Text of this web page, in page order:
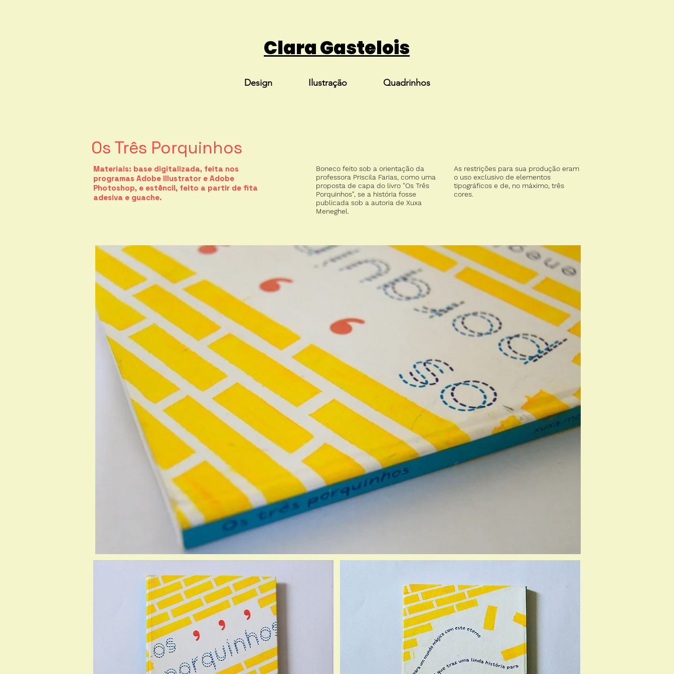
Clara Gastelois
Design Ilustração Quadrinhos
Os Três Porquinhos
Materiais: base digitalizada, feita nos
programas Adobe Illustrator e Adobe
Photoshop, e estêncil, feito a partir de fita
adesiva e guache.
Boneco feito sob a orientação da
professora Priscila Farias, como uma
proposta de capa do livro "Os Três
Porquinhos", se a história fosse
publicada sob a autoria de Xuxa
Meneghel.
As restrições para sua produção eram
o uso exclusivo de elementos
tipográficos e de, no máximo, três
cores.